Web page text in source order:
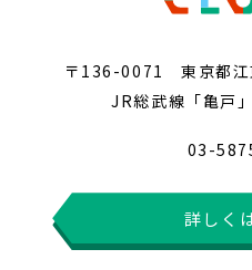
〒136-0071 東京都江
JR総武線「亀戸
03-
詳しく